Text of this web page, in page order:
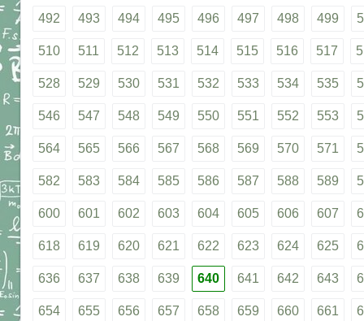
492 493 494 495 496 497 498 499
510 511 512 513 514 515 516 517
528 529 530 531 532 533 534 535
546 547 548 549 550 551 552 553
564 565 566 567 568 569 570 571
582 583 584 585 586 587 588 589
600 601 602 603 604 605 606 607
618 619 620 621 622 623 624 625
636 637 638 639 640 641 642 643
654 655 656 657 658 659 660 661